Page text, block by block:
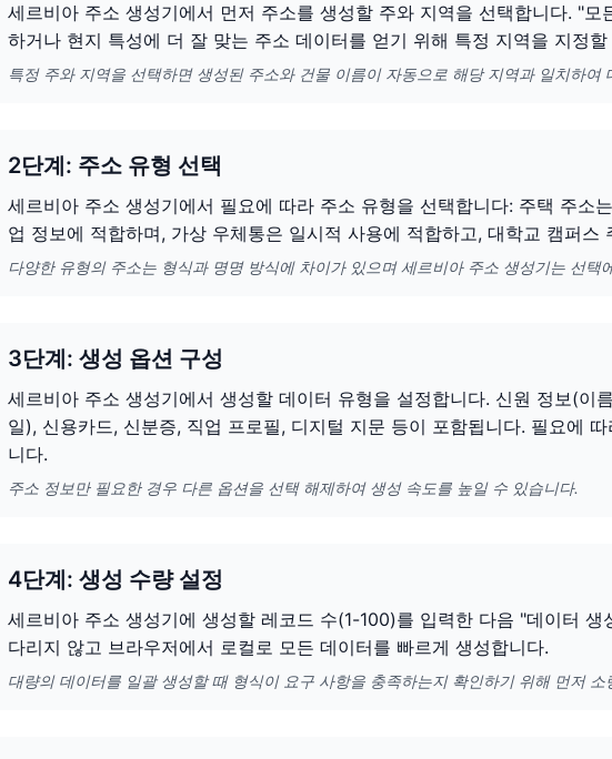
세르비아 주소 생성기에서 먼저 주소를 생성할 주와 지역을 선택합니다. "
하거나 현지 특성에 더 잘 맞는 주소 데이터를 얻기 위해 특정 지역을 지정
특정 주와 지역을 선택하면 생성된 주소와 건물 이름이 자동으로 해당 지역과 일치하여
2단계: 주소 유형 선택
세르비아 주소 생성기에서 필요에 따라 주소 유형을 선택합니다: 주택 주소
업 정보에 적합하며, 가상 우체통은 일시적 사용에 적합하고, 대학교 캠퍼스
다양한 유형의 주소는 형식과 명명 방식에 차이가 있으며 세르비아 주소 생성기는 선택
3단계: 생성 옵션 구성
세르비아 주소 생성기에서 생성할 데이터 유형을 설정합니다. 신원 정보(이
일), 신용카드, 신분증, 직업 프로필, 디지털 지문 등이 포함됩니다. 필요에
니다.
주소 정보만 필요한 경우 다른 옵션을 선택 해제하여 생성 속도를 높일 수 있습니다.
4단계: 생성 수량 설정
세르비아 주소 생성기에 생성할 레코드 수(1-100)를 입력한 다음 "데이터
다리지 않고 브라우저에서 로컬로 모든 데이터를 빠르게 생성합니다.
대량의 데이터를 일괄 생성할 때 형식이 요구 사항을 충족하는지 확인하기 위해 먼저